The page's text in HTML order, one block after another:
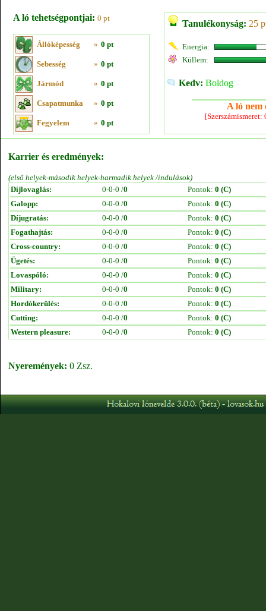
A ló tehetségpontjai: 0 pt
Állóképesség » 0 pt
Sebesség » 0 pt
Jármód » 0 pt
Csapatmunka » 0 pt
Fegyelem » 0 pt
Tanulékonyság: 25
Energia:
Küllem:
Kedv: Boldog
A ló nem
Karrier és eredmények:
(első helyek-második helyek-harmadik helyek /indulások)
Díjlovaglás:
0-0-0 /0 Pontok: 0 (C)
Galopp:
0-0-0 /0 Pontok: 0 (C)
Díjugratás:
0-0-0 /0 Pontok: 0 (C)
Fogathajtás:
0-0-0 /0 Pontok: 0 (C)
Cross-country:
0-0-0 /0 Pontok: 0 (C)
Ügetés:
0-0-0 /0 Pontok: 0 (C)
Lovaspóló:
0-0-0 /0 Pontok: 0 (C)
Military:
0-0-0 /0 Pontok: 0 (C)
Hordókerülés:
0-0-0 /0 Pontok: 0 (C)
Cutting:
0-0-0 /0 Pontok: 0 (C)
Western pleasure:
0-0-0 /0 Pontok: 0 (C)
Nyeremények: 0 Zsz.